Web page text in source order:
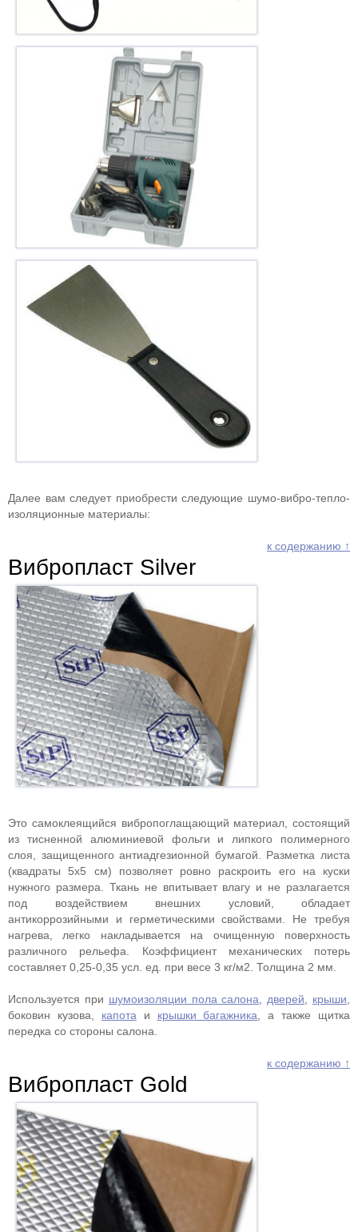
Далее вам следует приобрести следующие шумо-вибро-тепло-
изоляционные материалы:
к содержанию ↑
Вибропласт Silver
Это самоклеящийся вибропоглащающий материал, состоящий
из тисненной алюминиевой фольги и липкого полимерного
слоя, защищенного антиадгезионной бумагой. Разметка листа
(квадраты 5х5 см) позволяет ровно раскроить его на куски
нужного размера. Ткань не впитывает влагу и не разлагается
под воздействием внешних условий, обладает
антикоррозийными и герметическими свойствами. Не требуя
нагрева, легко накладывается на очищенную поверхность
различного рельефа. Коэффициент механических потерь
составляет 0,25-0,35 усл. ед. при весе 3 кг/м2. Толщина 2 мм.
Используется при шумоизоляции пола салона дверей крыши
боковин кузова, капота и крышки багажника , а также щитка
передка со стороны салона.
к содержанию ↑
Вибропласт Gold